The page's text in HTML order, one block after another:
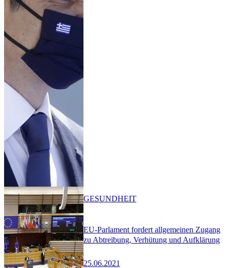
EU-Parlament fordert allgemeinen Zugang
zu Abtreibung, Verhütung und Aufklärung
25.06.2021
GESUNDHEIT